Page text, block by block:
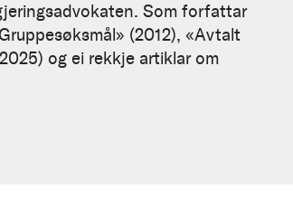
Som forfattar
(2012), «Avtalt
og ei rekkje artiklar om